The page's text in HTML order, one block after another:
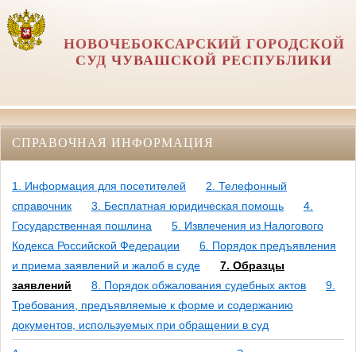
НОВОЧЕБОКСАРСКИЙ ГОРОДСКОЙ
СУД ЧУВАШСКОЙ РЕСПУБЛИКИ
СПРАВОЧНАЯ ИНФОРМАЦИЯ
1. Информация для посетителей
2. Телефонный
справочник
3. Бесплатная юридическая помощь
4.
Государственная пошлина
5. Извлечения из Налогового
Кодекса Российской Федерации
6. Порядок предъявления
и приема заявлений и жалоб в суде
7. Образцы
заявлений
8. Порядок обжалования судебных актов
9.
Требования, предъявляемые к форме и содержанию
документов, используемых при обращении в суд